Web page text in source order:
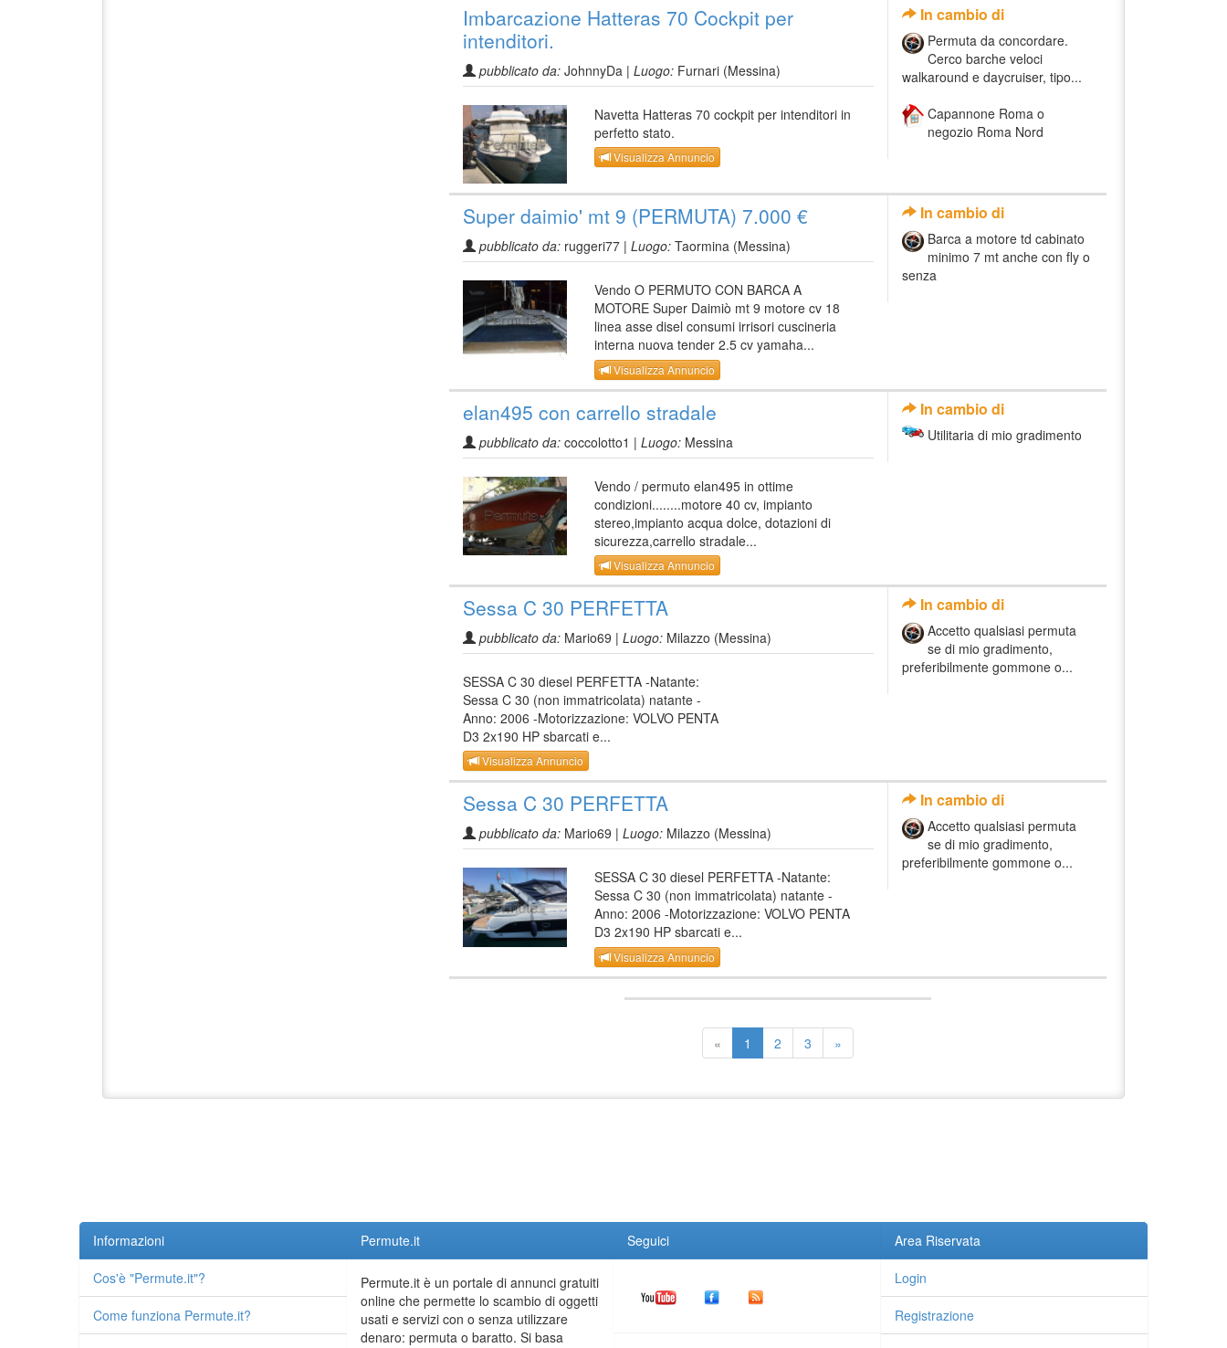
Imbarcazione Hatteras 70 Cockpit per
intenditori.
pubblicato da: JohnnyDa | Luogo: Furnari (Messina)
Navetta Hatteras 70 cockpit per intenditori in
perfetto stato.
Visualizza Annuncio
In cambio di
Permuta da concordare.
Cerco barche veloci
walkaround e daycruiser, tipo...
Capannone Roma o
negozio Roma Nord
Super daimio' mt 9 (PERMUTA) 7.000 €
pubblicato da: ruggeri77 | Luogo: Taormina (Messina)
Vendo O PERMUTO CON BARCA A
MOTORE Super Daimiò mt 9 motore cv 18
linea asse disel consumi irrisori cuscineria
interna nuova tender 2.5 cv yamaha...
Visualizza Annuncio
In cambio di
Barca a motore td cabinato
minimo 7 mt anche con fly o
senza
elan495 con carrello stradale
pubblicato da: coccolotto1 | Luogo: Messina
Vendo / permuto elan495 in ottime
condizioni........motore 40 cv, impianto
stereo,impianto acqua dolce, dotazioni di
sicurezza,carrello stradale...
Visualizza Annuncio
In cambio di
Utilitaria di mio gradimento
Sessa C 30 PERFETTA
pubblicato da: Mario69 | Luogo: Milazzo (Messina)
SESSA C 30 diesel PERFETTA -Natante:
Sessa C 30 (non immatricolata) natante -
Anno: 2006 -Motorizzazione: VOLVO PENTA
D3 2x190 HP sbarcati e...
Visualizza Annuncio
In cambio di
Accetto qualsiasi permuta
se di mio gradimento,
preferibilmente gommone o...
Sessa C 30 PERFETTA
pubblicato da: Mario69 | Luogo: Milazzo (Messina)
SESSA C 30 diesel PERFETTA -Natante:
Sessa C 30 (non immatricolata) natante -
Anno: 2006 -Motorizzazione: VOLVO PENTA
D3 2x190 HP sbarcati e...
Visualizza Annuncio
In cambio di
Accetto qualsiasi permuta
se di mio gradimento,
preferibilmente gommone o...
« 1 2 3 »
Informazioni
Cos'è "Permute.it"?
Come funziona Permute.it?
Permute.it
Permute.it è un portale di annunci gratuiti
online che permette lo scambio di oggetti
usati e servizi con o senza utilizzare
denaro: permuta o baratto. Si basa
Seguici Area Riservata
Login
Registrazione